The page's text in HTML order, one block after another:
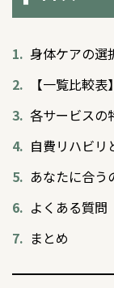
身体ケアの選
【一覧比較
各サービスの
自費リハビリ
あなたに合う
よくある質問
まとめ